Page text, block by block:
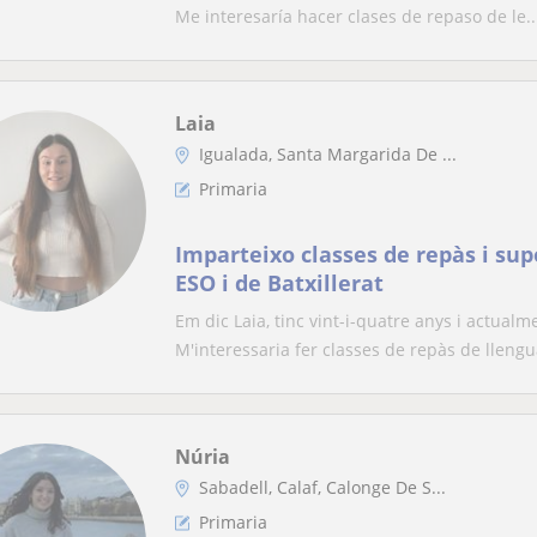
y literatura, lengua castellana y
canto, piano, lenguaje musical
Me interesaría hacer clases de repaso de
Laia
Igualada, Santa Margarida De ...
Primaria
Imparteixo classes de repàs i
ESO i de Batxillerat
Em dic Laia, tinc vint-i-quatre anys i
M'interessaria fer classes de repàs de
Núria
Sabadell, Calaf, Calonge De S...
Primaria